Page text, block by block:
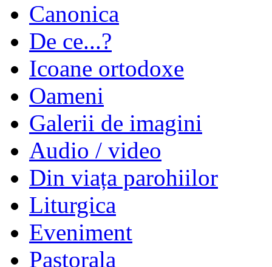
Canonica
De ce...?
Icoane ortodoxe
Oameni
Galerii de imagini
Audio / video
Din viața parohiilor
Liturgica
Eveniment
Pastorala